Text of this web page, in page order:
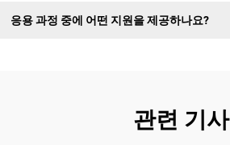
응용 과정 중에 어떤 지원을 제공하나요?
관련 기사